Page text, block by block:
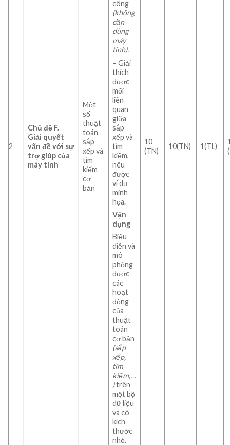
2
Chủ đề F.
Giải quyết
vấn đề với sự
trợ giúp của
máy tính
Một
số
thuật
toán
sắp
xếp và
tìm
kiếm
cơ
bản
công
(không
cần
dùng
máy
tính).
– Giải
thích
được
mối
liên
quan
giữa
sắp
xếp và
tìm
kiếm,
nêu
được
ví dụ
minh
họa.
Vận
dụng
Biểu
diễn và
mô
phỏng
được
các
hoạt
động
của
thuật
toán
cơ bản
(sắp
xếp,
tìm
kiếm,…
)trên
một bộ
dữ liệu
và có
kích
thước
nhỏ.
10
(TN)
10(TN) 1(TL)